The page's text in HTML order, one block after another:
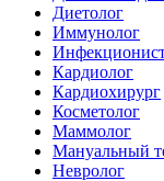
Диетолог
Иммунолог
Кардиолог
Кардиохирург
Косметолог
Маммолог
Мануальный
Невролог